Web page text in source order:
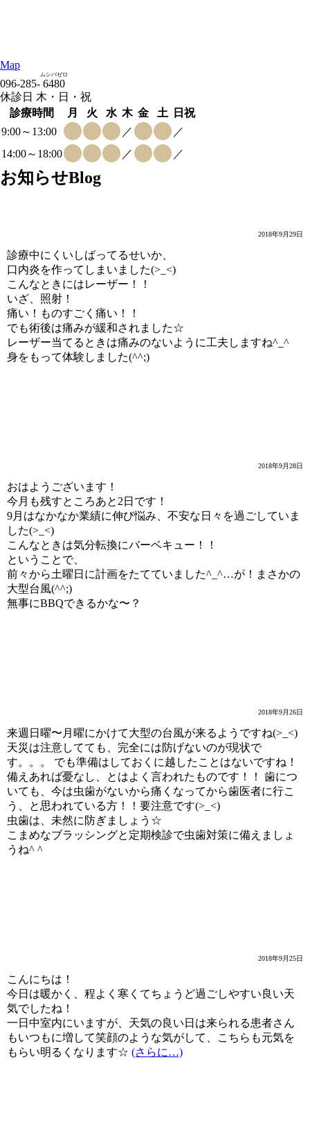
Map
096-285- 6480
ムシバゼロ
休診日 木・日・祝
診療時間
月 火 水 木 金 土
日祝
9:00～13:00
／
／
14:00～18:00
／ ／
お知らせBlog
2018年9月29日
診療中にくいしばってるせいか、
口内炎を作ってしまいました(>_<)
こんなときにはレーザー！！
いざ、照射！
痛い！ものすごく痛い！！
でも術後は痛みが緩和されました☆
レーザー当てるときは痛みのないように工夫しますね^_^
身をもって体験しました(^^;)
2018年9月28日
おはようございます！
今月も残すところあと2日です！
9月はなかなか業績に伸び悩み、不安な日々を過ごしていま
した(>_<)
こんなときは気分転換にバーベキュー！！
ということで、
前々から土曜日に計画をたてていました^_^…が！まさかの
大型台風(^^;)
無事にBBQできるかな〜？
2018年9月26日
来週日曜〜月曜にかけて大型の台風が来るようですね(>_<)
天災は注意してても、完全には防げないのが現状で
す。。。 でも準備はしておくに越したことはないですね！
備えあれば憂なし、とはよく言われたものです！！ 歯につ
いても、今は虫歯がないから痛くなってから歯医者に行こ
う、と思われている方！！要注意です(>_<)
虫歯は、未然に防ぎましょう☆
こまめなブラッシングと定期検診で虫歯対策に備えましょ
うね^ ^
2018年9月25日
こんにちは！
今日は暖かく、程よく寒くてちょうど過ごしやすい良い天
気でしたね！
一日中室内にいますが、天気の良い日は来られる患者さん
もいつもに増して笑顔のような気がして、こちらも元気を
もらい明るくなります☆ (さらに…)